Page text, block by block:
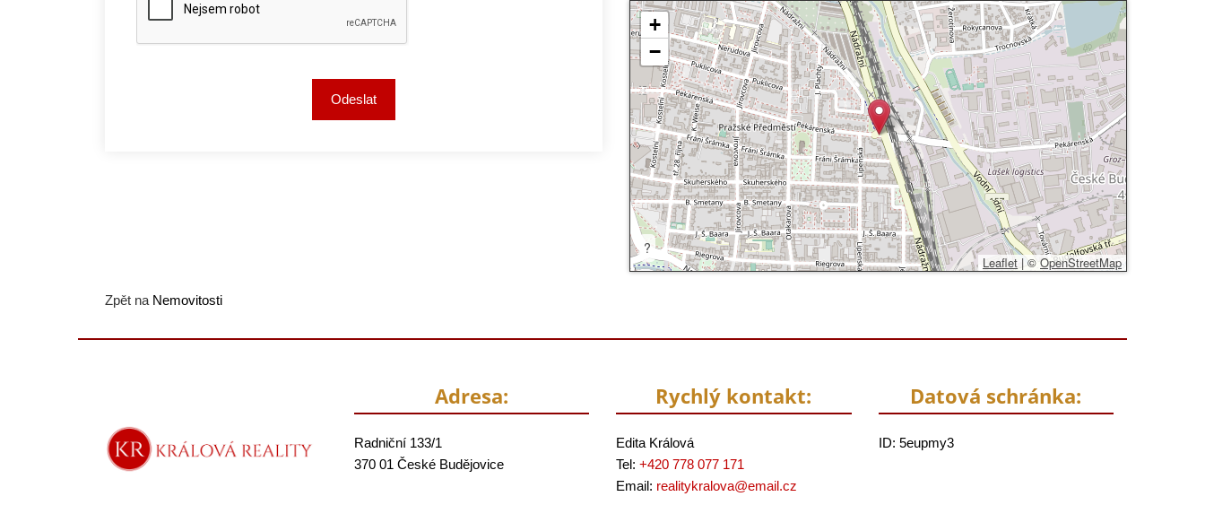
+
−
?
Leaflet | © OpenStreetMap
Zpět na Nemovitosti
Adresa:
Radniční 133/1
370 01 České Budějovice
Rychlý kontakt:
Edita Králová
Tel: +420 778 077 171
Email: realitykralova@email.cz
Datová schránka:
ID: 5eupmy3